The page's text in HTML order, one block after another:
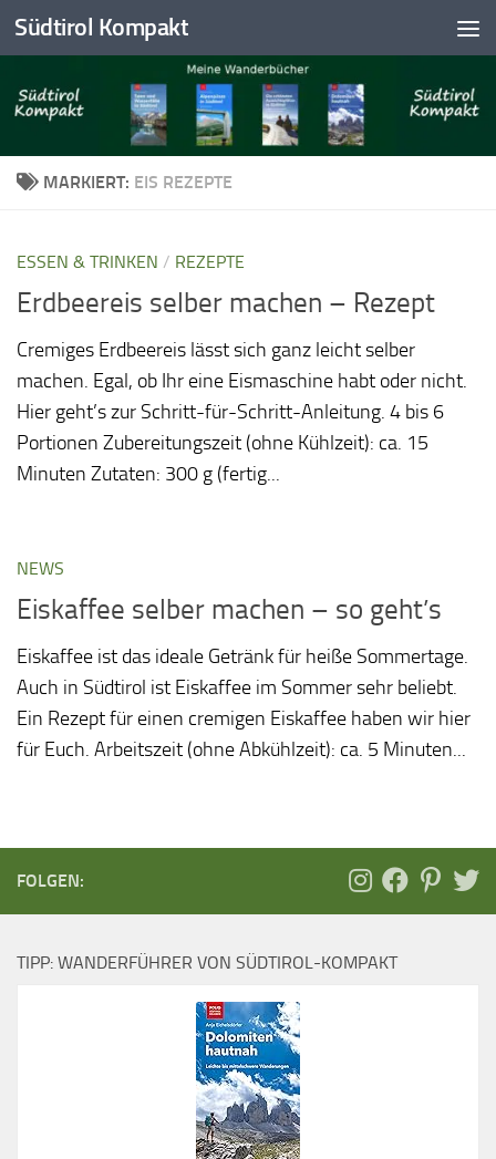
Skip to content
Südtirol Kompakt
MARKIERT: EIS REZEPTE
ESSEN & TRINKEN / REZEPTE
Erdbeereis selber machen – Rezept
Cremiges Erdbeereis lässt sich ganz leicht selber
machen. Egal, ob Ihr eine Eismaschine habt oder nicht.
Hier geht’s zur Schritt-für-Schritt-Anleitung. 4 bis 6
Portionen Zubereitungszeit (ohne Kühlzeit): ca. 15
Minuten Zutaten: 300 g (fertig...
NEWS
Eiskaffee selber machen – so geht’s
Eiskaffee ist das ideale Getränk für heiße Sommertage.
Auch in Südtirol ist Eiskaffee im Sommer sehr beliebt.
Ein Rezept für einen cremigen Eiskaffee haben wir hier
für Euch. Arbeitszeit (ohne Abkühlzeit): ca. 5 Minuten...
FOLGEN:
TIPP: WANDERFÜHRER VON SÜDTIROL-KOMPAKT